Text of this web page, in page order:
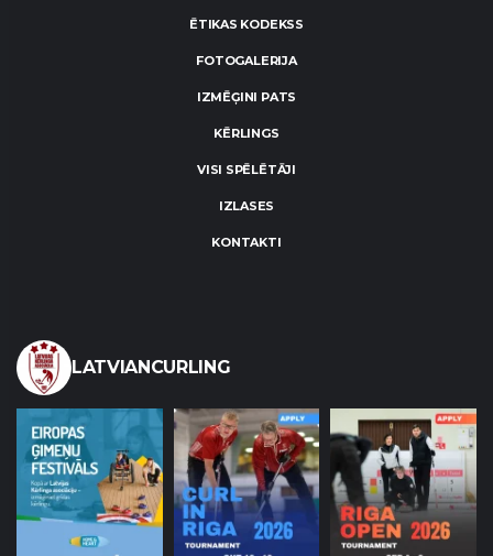
ĒTIKAS KODEKSS
FOTOGALERIJA
IZMĒĢINI PATS
KĒRLINGS
VISI SPĒLĒTĀJI
IZLASES
KONTAKTI
LATVIANCURLING